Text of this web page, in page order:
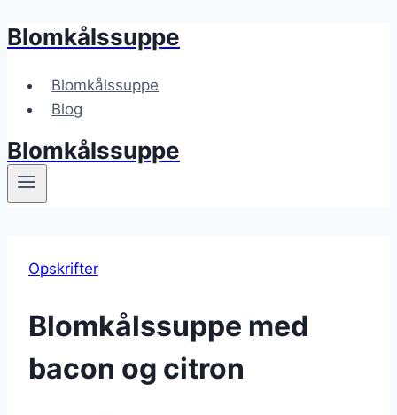
Fortsæt
indhold
Blomkålssuppe
Blomkålssuppe
Blog
Blomkålssuppe
Opskrifter
Blomkålssuppe med
bacon og citron